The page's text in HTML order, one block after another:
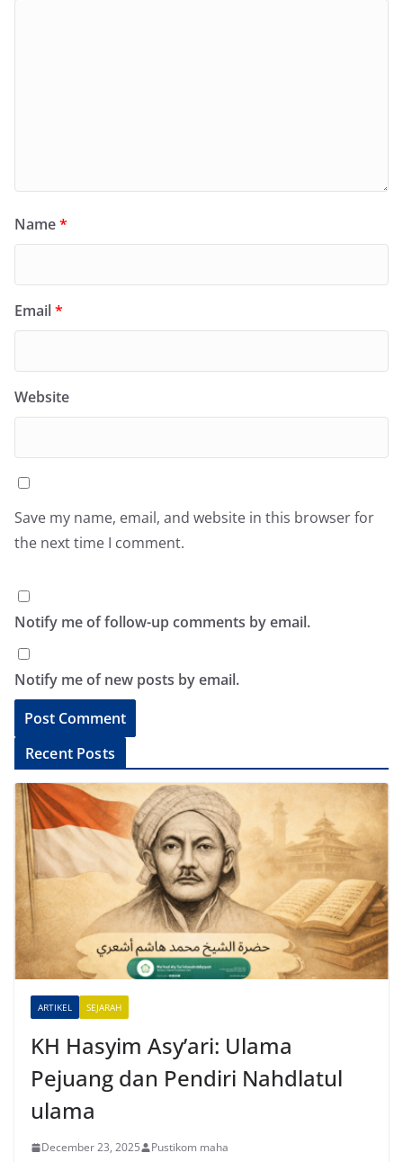
Name*
Email*
Website
Save my name, email, and website in this browser for
the next time I comment.
Notify me of follow-up comments by email.
Notify me of new posts by email.
l
a
t
i
v
Recent Posts
ARTIKEL SEJARAH
KH Hasyim Asy’ari: Ulama
Pejuang dan Pendiri Nahdlatul
ulama
December 23, 2025 Pustikom maha